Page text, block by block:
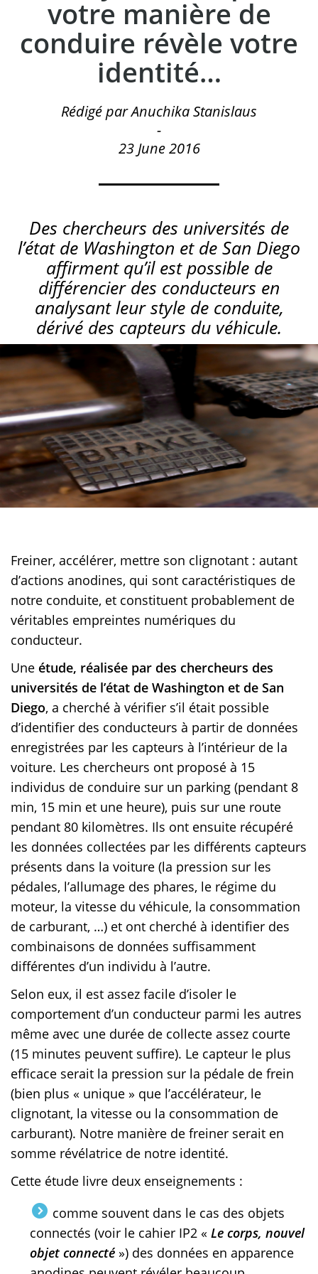
votre manière de
conduire révèle votre
identité…
Rédigé par Anuchika Stanislaus
-
23 June 2016
Des chercheurs des universités de
l’état de Washington et de San Diego
affirment qu’il est possible de
différencier des conducteurs en
analysant leur style de conduite,
dérivé des capteurs du véhicule.
Freiner, accélérer, mettre son clignotant : autant
d’actions anodines, qui sont caractéristiques de
notre conduite, et constituent probablement de
véritables empreintes numériques du
conducteur.
Une étude, réalisée par des chercheurs des
universités de l’état de Washington et de San
Diego, a cherché à vérifier s’il était possible
d’identifier des conducteurs à partir de données
enregistrées par les capteurs à l’intérieur de la
voiture. Les chercheurs ont proposé à 15
individus de conduire sur un parking (pendant 8
min, 15 min et une heure), puis sur une route
pendant 80 kilomètres. Ils ont ensuite récupéré
les données collectées par les différents capteurs
présents dans la voiture (la pression sur les
pédales, l’allumage des phares, le régime du
moteur, la vitesse du véhicule, la consommation
de carburant, …) et ont cherché à identifier des
combinaisons de données suffisamment
différentes d’un individu à l’autre.
Selon eux, il est assez facile d’isoler le
comportement d’un conducteur parmi les autres
même avec une durée de collecte assez courte
(15 minutes peuvent suffire). Le capteur le plus
efficace serait la pression sur la pédale de frein
(bien plus « unique » que l’accélérateur, le
clignotant, la vitesse ou la consommation de
carburant). Notre manière de freiner serait en
somme révélatrice de notre identité.
Cette étude livre deux enseignements :
comme souvent dans le cas des objets
connectés (voir le cahier IP2 « Le corps, nouvel
objet connecté ») des données en apparence